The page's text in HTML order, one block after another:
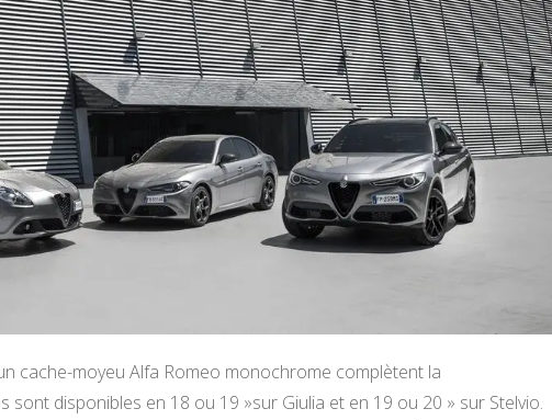
cache-moyeu Alfa Romeo monochrome complètent la
sont disponibles en 18 ou 19 »sur Giulia et en 19 ou 20 » sur Stelvio.